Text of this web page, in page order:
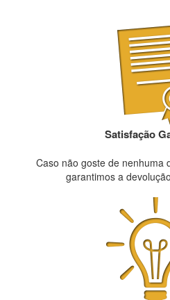
Satisfação
Caso não goste de nenhuma
garantimos a